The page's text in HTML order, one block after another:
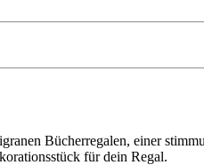
Bücherregalen, einer
für dein Regal.